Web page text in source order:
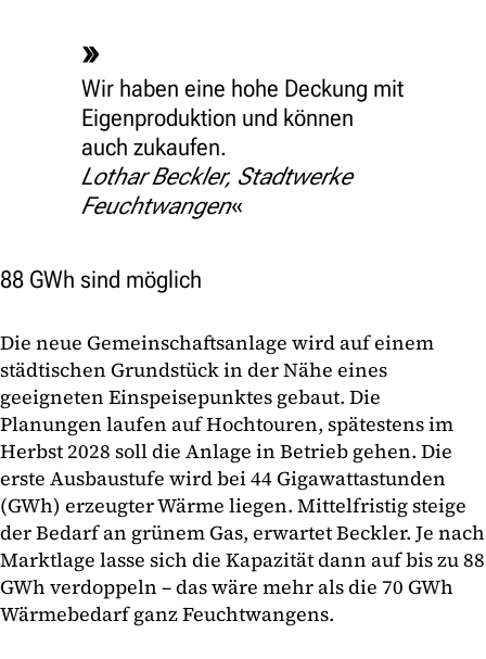
Wir haben eine hohe Deckung mit
Eigenproduktion und können
auch zukaufen.
Lothar Beckler, Stadtwerke
Feuchtwangen
88 GWh sind möglich
Die neue Gemeinschaftsanlage wird auf einem
städtischen Grundstück in der Nähe eines
geeigneten Einspeisepunktes gebaut. Die
Planungen laufen auf Hochtouren, spätestens im
Herbst 2028 soll die Anlage in Betrieb gehen. Die
erste Ausbaustufe wird bei 44 Gigawattastunden
(GWh) erzeugter Wärme liegen. Mittelfristig steige
der Bedarf an grünem Gas, erwartet Beckler. Je nach
Marktlage lasse sich die Kapazität dann auf bis zu 88
GWh verdoppeln – das wäre mehr als die 70 GWh
Wärmebedarf ganz Feuchtwangens.